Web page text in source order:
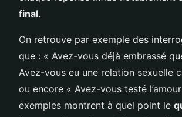
final.
On retrouve par exemple des
que : « Avez-vous déjà embrassé
Avez-vous eu une relation sexuelle
ou encore « Avez-vous testé
exemples montrent à quel point le